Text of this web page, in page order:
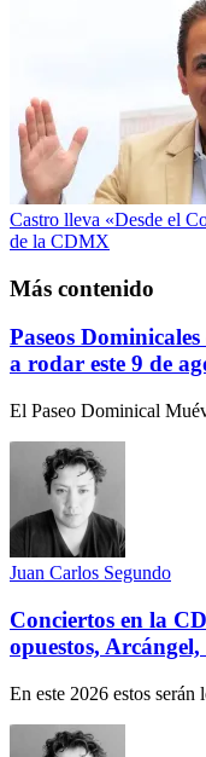
Castro lleva «Desde el
de la CDMX
Más contenido
Paseos
a rodar este 9 de
El Paseo Dominical
Juan Carlos Segundo
Conciertos en la
opuestos,
En este 2026 estos